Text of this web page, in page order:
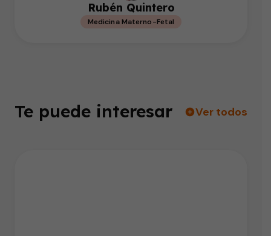
Rubén Quintero
Medicina Materno-Fetal
Te puede interesar Ver todos